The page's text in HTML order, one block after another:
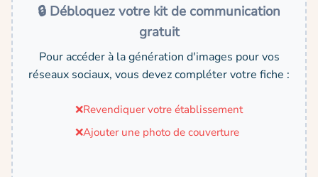
🔒 Débloquez votre kit de communication
gratuit
Pour accéder à la génération d'images pour vos
réseaux sociaux, vous devez compléter votre fiche :
❌Revendiquer votre établissement
❌Ajouter une photo de couverture